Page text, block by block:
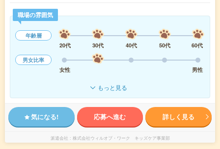
職場の雰囲気
年齢層
20代
30代 40代 50代
60代
男女比率
女性
男性
もっと見る
気になる! 応募へ進む 詳しく見る
派遣会社 株式会社ウィルオブ・ワーク キッズケア事業部